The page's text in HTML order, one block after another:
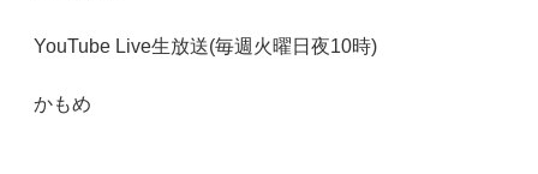
YouTube Live生放送(毎週火曜日夜10時)
かもめ